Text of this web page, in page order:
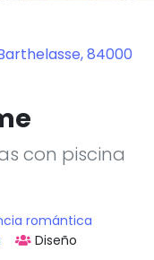
84000
con piscina
romántica
Diseño